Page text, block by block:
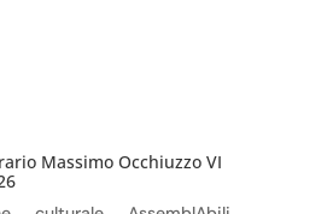
Massimo Occhiuzzo VI